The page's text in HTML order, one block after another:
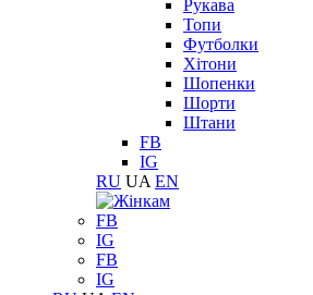
Рукава
Топи
Футболки
Хітони
Шопенки
Шорти
Штани
FB
IG
RU UA EN
FB
IG
FB
IG